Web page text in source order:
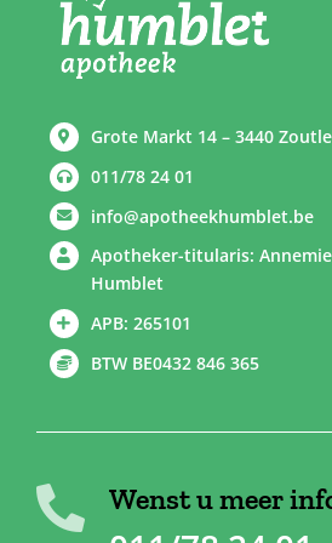
Grote Markt 14 – 3440
011/78 24 01
info@apotheekhumblet.be
Apotheker-titularis: Annemie
Humblet
APB: 265101
BTW BE0432 846 365
Wenst u meer